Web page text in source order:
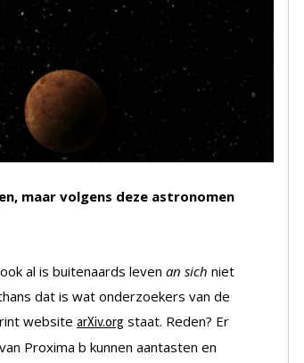
maar volgens deze astronomen
al is buitenaards leven an sich niet
dat is wat onderzoekers van de
website arXiv.org staat. Reden? Er
Proxima b kunnen aantasten en